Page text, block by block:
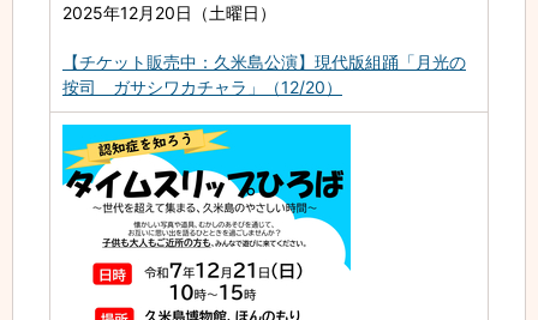
2025年12月20日（土曜日）
【チケット販売中：久米島公演】現代版組踊「月光の
按司 ガサシワカチャラ」（12/20）